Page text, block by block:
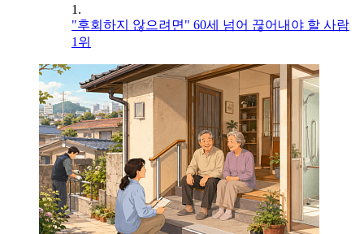
1.
"후회하지 않으려면" 60세 넘어 끊어내야 할 사람
1위